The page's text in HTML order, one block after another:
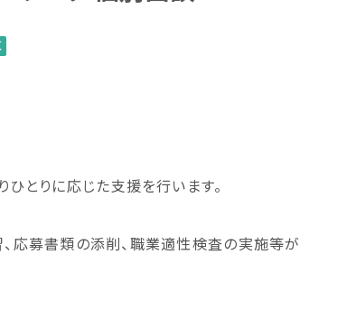
ひとりに応じた支援を行います。
、 応募書類の添削、 職業適性検査の実施等が